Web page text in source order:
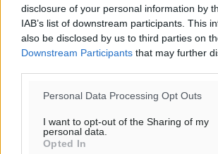
disclosure of your personal information by
IAB’s list of downstream participants. This
also be disclosed by us to third parties on
Downstream Participants that may further
Personal Data Processing Opt Outs
I want to opt-out of the Sharing of my
personal data.
Opted In
Παρουσίαση βιβλίου του Α.
εκδήλωση για τους αυτοδιοικητικούς
Πολιτιστικά• πριν 11 ώρες
Εγκρίθηκε η ηλεκτρική διασύνδεση
Ελλάδα
Τοπικές Ειδήσεις